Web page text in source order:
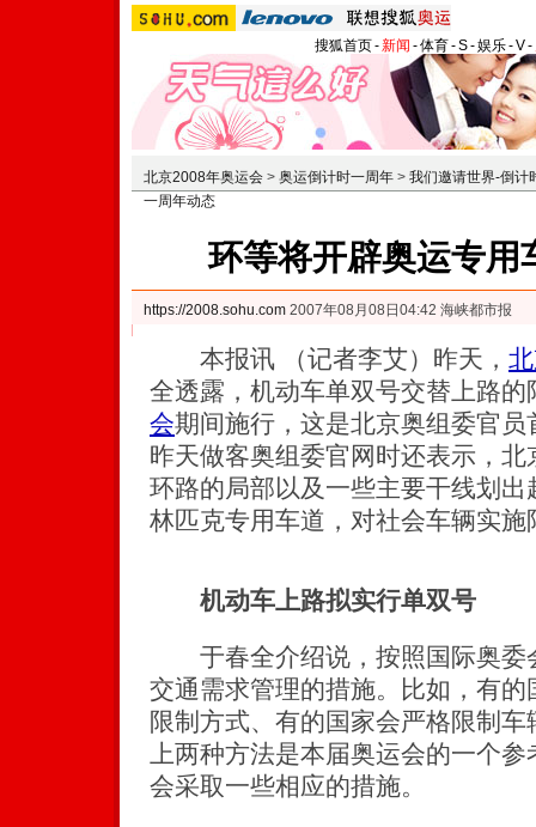
搜狐首页-新闻 -体育-S-娱乐-V-
北京2008年奥运会 > 奥运倒计时一周年 > 我们邀请世界-倒计
一周年动态
环等将开辟奥运专用
https://2008.sohu.com 2007年08月08日04:42 海峡都市报
本报讯 （记者李艾）昨天，
全透露，机动车单双号交替上路的
会期间施行，这是北京奥组委官
昨天做客奥组委官网时还表示，
环路的局部以及一些主要干线划
林匹克专用车道，对社会车辆实施
机动车上路拟实行单双号
于春全介绍说，按照国际奥委
交通需求管理的措施。比如，有
限制方式、有的国家会严格限制
上两种方法是本届奥运会的一个
会采取一些相应的措施。